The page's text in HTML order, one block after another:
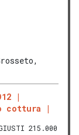
cottura
215.000